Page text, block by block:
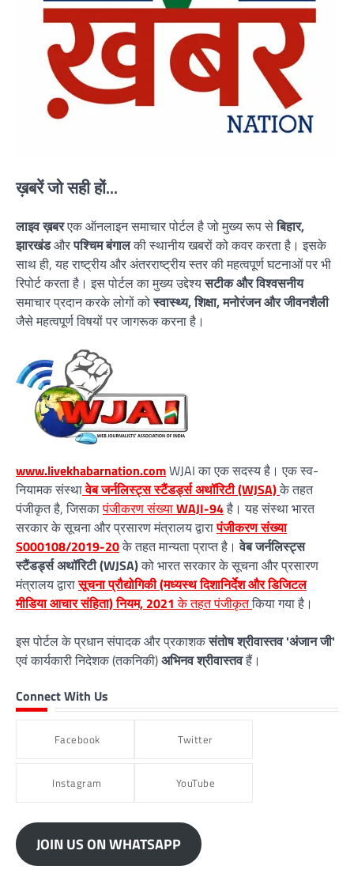
ख़बरें जो सही हों...
लाइव ख़बरएक ऑनलाइन समाचार पोर्टल है जो मुख्य रूप सेबिहार,
झारखंडऔरपश्चिम बंगालकी स्थानीय खबरों को कवर करता है। इसके
साथ ही, यह राष्ट्रीय और अंतरराष्ट्रीय स्तर की महत्वपूर्ण घटनाओं पर भी
रिपोर्ट करता है। इस पोर्टल का मुख्य उद्देश्यसटीक और विश्वसनीय
समाचार प्रदान करके लोगों कोस्वास्थ्य, शिक्षा, मनोरंजन और जीवनशैली
जैसे महत्वपूर्ण विषयों पर जागरूक करना है।
www.livekhabarnation.comWJAI का एक सदस्य है। एक स्व-
नियामक संस्थावेब जर्नलिस्ट्स स्टैंडर्ड्स अथॉरिटी (WJSA)के तहत
पंजीकृत है, जिसकापंजीकरण संख्याWAJI-94है। यह संस्था भारत
सरकार के सूचना और प्रसारण मंत्रालय द्वारापंजीकरण संख्या
S000108/2019-20के तहत मान्यता प्राप्त है।वेब जर्नलिस्ट्स
स्टैंडर्ड्स अथॉरिटी (WJSA)को भारत सरकार के सूचना और प्रसारण
मंत्रालय द्वारासूचना प्रौद्योगिकी (मध्यस्थ दिशानिर्देश और डिजिटल
मीडिया आचार संहिता) नियम, 2021 के तहत पंजीकृतकिया गया है।
इस पोर्टल के प्रधान संपादक और प्रकाशकसंतोष श्रीवास्तव 'अंजान जी'
एवं कार्यकारी निदेशक (तकनिकी)अभिनव श्रीवास्तवहैं।
Connect With Us
Facebook Twitter
Instagram YouTube
JOIN US ON WHATSAPP